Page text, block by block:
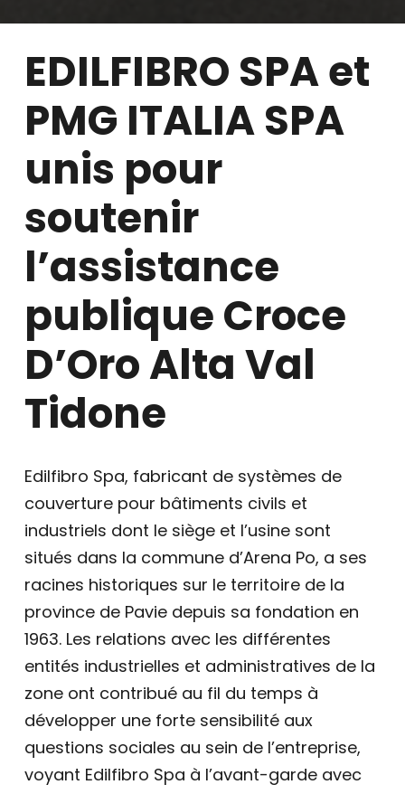
EDILFIBRO SPA et
PMG ITALIA SPA
unis pour
soutenir
l’assistance
publique Croce
D’Oro Alta Val
Tidone
Edilfibro Spa, fabricant de systèmes de
couverture pour bâtiments civils et
industriels dont le siège et l’usine sont
situés dans la commune d’Arena Po, a ses
racines historiques sur le territoire de la
province de Pavie depuis sa fondation en
1963. Les relations avec les différentes
entités industrielles et administratives de la
zone ont contribué au fil du temps à
développer une forte sensibilité aux
questions sociales au sein de l’entreprise,
voyant Edilfibro Spa à l’avant-garde avec